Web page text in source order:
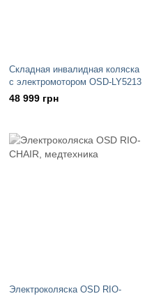
Складная инвалидная коляска
с электромотором OSD-LY5213
48 999 грн
Электроколяска OSD RIO-